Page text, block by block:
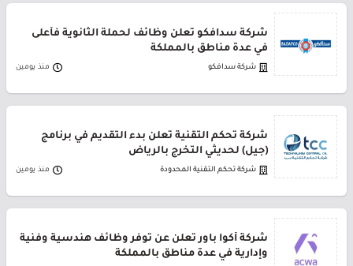
شركة سدافكو تعلن وظائف لحملة الثانوية فأعلى
في عدة مناطق بالمملكة
شركة سدافكو منذ يومين
شركة تحكم التقنية تعلن بدء التقديم في برنامج
(جيل) لحديثي التخرج بالرياض
شركة تحكم التقنية المحدودة منذ يومين
شركة أكوا باور تعلن عن توفر وظائف هندسية وفنية
وإدارية في عدة مناطق بالمملكة